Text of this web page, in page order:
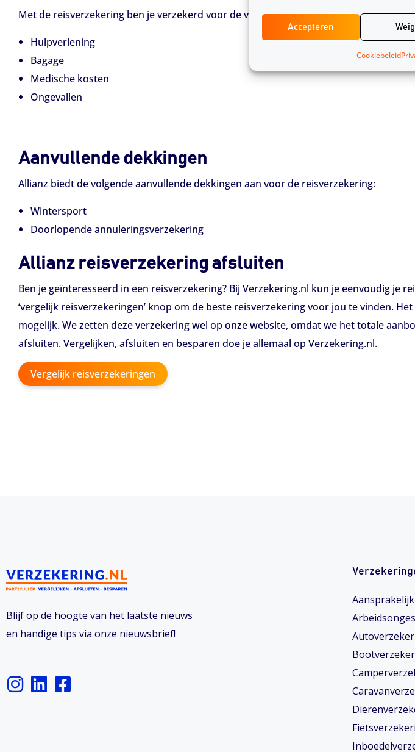
Accepteren
Cookiebeleid
Met de reisverzekering ben je verzekerd voor de volgende punten:
Hulpverlening
Bagage
Medische kosten
Ongevallen
Aanvullende dekkingen
Allianz biedt de volgende aanvullende dekkingen aan voor de reisverzekering:
Wintersport
Doorlopende annuleringsverzekering
Allianz reisverzekering afsluiten
Ben je geïnteresseerd in een reisverzekering? Bij Verzekering.nl kun je eenvoudig
‘vergelijk reisverzekeringen’ knop om de beste reisverzekering voor jou te vinden.
mogelijk. We zetten deze verzekering wel op onze website, omdat we het totale
afsluiten. Vergelijken, afsluiten en besparen doe je allemaal op Verzekering.nl.
Vergelijk reisverzekeringen
Blijf op de hoogte van het laatste nieuws
en handige tips via onze nieuwsbrief!
I
n
L
i
F
a